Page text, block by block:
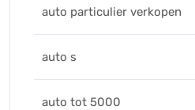
auto particulier verkopen
auto s
auto tot 5000